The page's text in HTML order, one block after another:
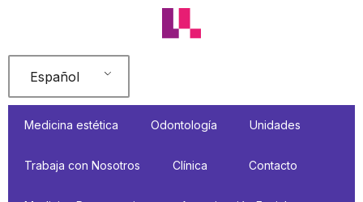
contenido
Español
Medicina estética Odontología Unidades
Trabaja con Nosotros Clínica Contacto